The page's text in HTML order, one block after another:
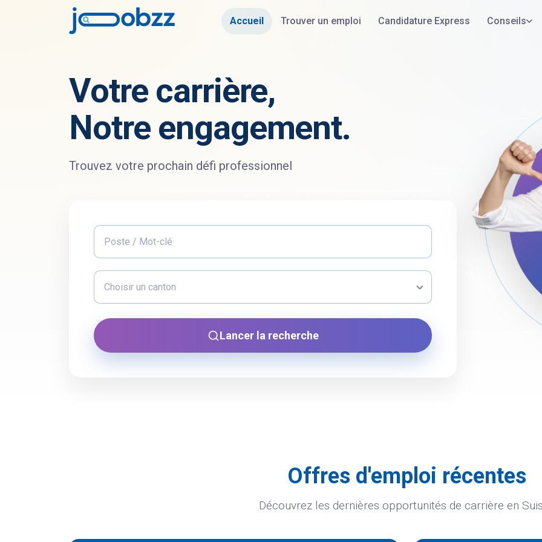
Accueil Trouver un emploi Candidature Express Conseils
Votre carrière,
Notre engagement.
Trouvez votre prochain défi professionnel
Lancer la recherche
Offres d'emploi récentes
Découvrez les dernières opportunités de carrière en